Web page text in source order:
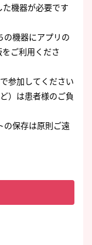
機器が必要です
の機器にアプリの
ご利用くださ
参加してください
）は患者様のご負
の保存は原則ご遠